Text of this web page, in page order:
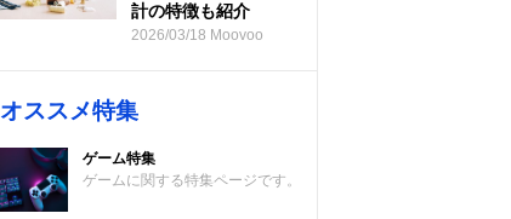
計の特徴も紹介
2026/03/18 Moovoo
オススメ特集
ゲーム特集
ゲームに関する特集ページです。